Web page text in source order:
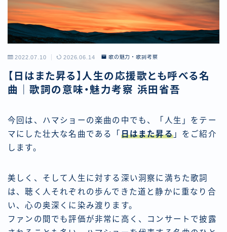
2022.07.10 2026.06.14 歌の魅力・歌詞考察
【日はまた昇る】人生の応援歌とも呼べる名
曲｜歌詞の意味・魅力考察 浜田省吾
今回は、ハマショーの楽曲の中でも、「人生」をテー
マにした壮大な名曲である「 日はまた昇る」をご紹介
します。
美しく、そして人生に対する深い洞察に満ちた歌詞
は、聴く人それぞれの歩んできた道と静かに重なり合
い、心の奥深くに染み渡ります。
ファンの間でも評価が非常に高く、コンサートで披露